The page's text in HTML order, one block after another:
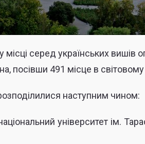
серед українських вишів
посівши 491 місце в
наступним чином:
університет ім.